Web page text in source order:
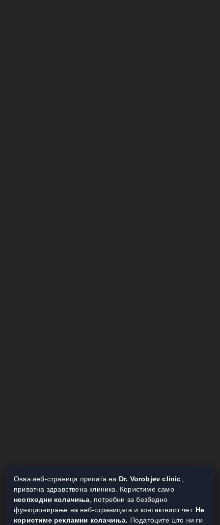
Оваа веб-страница припаѓа на Dr. Vorobjev clinic
приватна здравствена клиника. Користиме само
неопходни колачиња , потребни за безбедно
функционирање на веб-страницата и контактниот чет. Не
користиме рекламни колачиња. Податоците што ни ги